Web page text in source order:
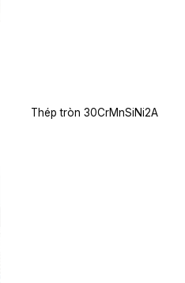
Thép tròn 30CrMnSiNi2A